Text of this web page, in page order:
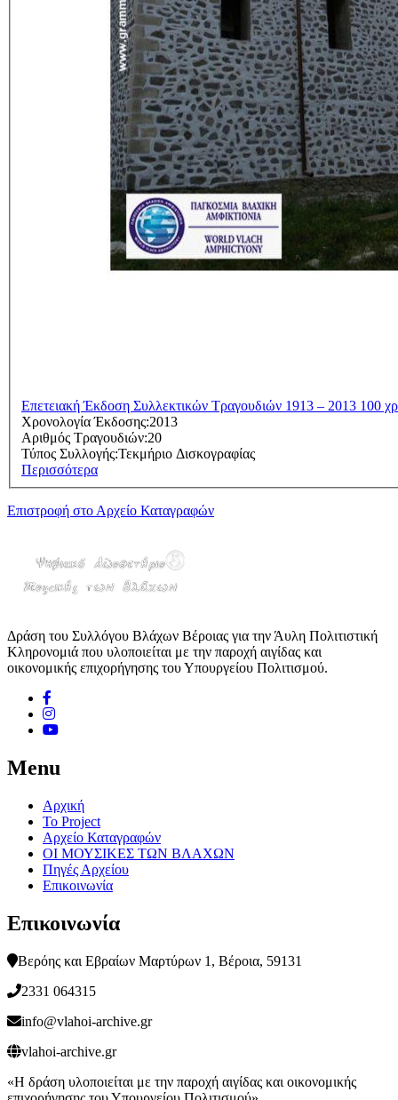
Επετειακή Έκδοση Συλλεκτικών Τραγουδιών 1913 – 2013 100
Χρονολογία Έκδοσης:2013
Αριθμός Τραγουδιών:20
Τύπος Συλλογής:Τεκμήριο Δισκογραφίας
Περισσότερα
Επιστροφή στο Αρχείο Καταγραφών
Δράση του Συλλόγου Βλάχων Βέροιας για την Άυλη Πολιτιστική
Κληρονομιά που υλοποιείται με την παροχή αιγίδας και
οικονομικής επιχορήγησης του Υπουργείου Πολιτισμού.
Menu
Αρχική
Το Project
Αρχείο Καταγραφών
ΟΙ ΜΟΥΣΙΚΕΣ ΤΩΝ ΒΛΑΧΩΝ
Πηγές Αρχείου
Επικοινωνία
Επικοινωνία
Βερόης και Εβραίων Μαρτύρων 1, Βέροια, 59131
2331 064315
info@vlahoi-archive.gr
vlahoi-archive.gr
«Η δράση υλοποιείται με την παροχή αιγίδας και οικονομικής